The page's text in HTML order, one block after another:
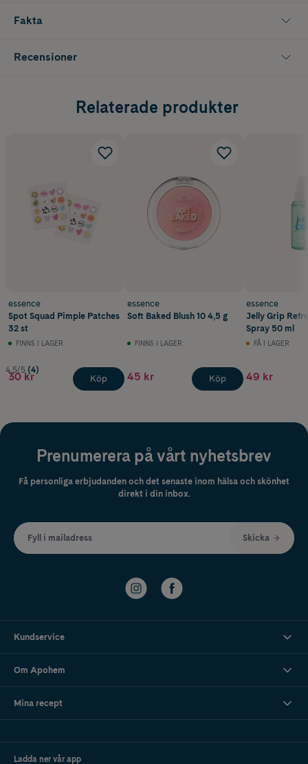
Fakta
Recensioner
Relaterade produkter
essence
Spot Squad Pimple Patches
32 st
FINNS I LAGER
4.5/5 (4)
30 kr Köp
essence
Soft Baked Blush 10 4,5 g
FINNS I LAGER
45 kr Köp
essence
Jelly Grip
Spray 50 ml
FÅ I LAGER
49 kr
Prenumerera på vårt nyhetsbrev
Få personliga erbjudanden och det senaste inom hälsa och skönhet
direkt i din inbox.
Fyll i mailadress Skicka
Kundservice
Om Apohem
Mina recept
Ladda ner vår app